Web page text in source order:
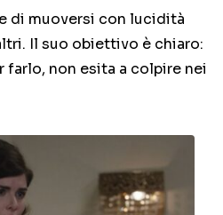
di muoversi con lucidità
Il suo obiettivo è chiaro:
farlo, non esita a colpire nei